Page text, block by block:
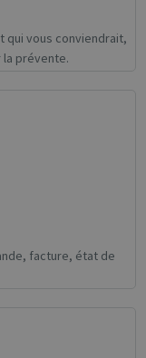
qui vous conviendrait,
la prévente.
facture, état de
Analytics
/ Domain